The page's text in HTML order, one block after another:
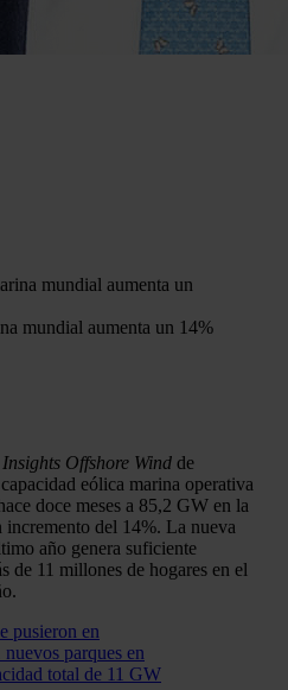
mundial aumenta un 14%
Offshore Wind de
eólica marina operativa
doce meses a 85,2 GW en la
incremento del 14%. La nueva
año genera suficiente
de 11 millones de hogares en el